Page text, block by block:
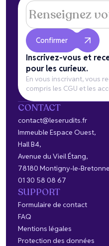
En vous inscrivant, vous
compris les CGU et les
Inscrivez-vous et
pour les curieux.
CONTACT
contact@leserudits.fr
Immeuble Espace Ouest,
Hall B4,
Avenue du Vieil Étang,
78180 Montigny-le-
01 30 58 08 67
SUPPORT
Formulaire de contact
FAQ
Mentions légales
Protection des données